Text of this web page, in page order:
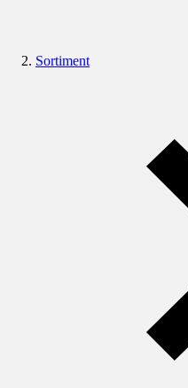
Sortiment